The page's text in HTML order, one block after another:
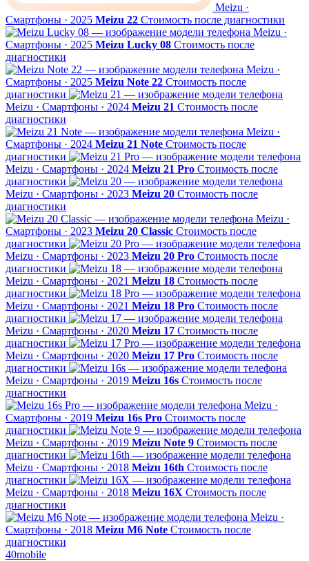
Meizu ·
Смартфоны · 2025 Meizu 22 Стоимость после диагностики
Meizu ·
Смартфоны · 2025 Meizu Lucky 08 Стоимость после
диагностики
Meizu ·
Смартфоны · 2025 Meizu Note 22 Стоимость после
диагностики
Meizu · Смартфоны · 2024 Meizu 21 Стоимость после
диагностики
Meizu ·
Смартфоны · 2024 Meizu 21 Note Стоимость после
диагностики
Meizu · Смартфоны · 2024 Meizu 21 Pro Стоимость после
диагностики
Meizu · Смартфоны · 2023 Meizu 20 Стоимость после
диагностики
Meizu ·
Смартфоны · 2023 Meizu 20 Classic Стоимость после
диагностики
Meizu · Смартфоны · 2023 Meizu 20 Pro Стоимость после
диагностики
Meizu · Смартфоны · 2021 Meizu 18 Стоимость после
диагностики
Meizu · Смартфоны · 2021 Meizu 18 Pro Стоимость после
диагностики
Meizu · Смартфоны · 2020 Meizu 17 Стоимость после
диагностики
Meizu · Смартфоны · 2020 Meizu 17 Pro Стоимость после
диагностики
Meizu · Смартфоны · 2019 Meizu 16s Стоимость после
диагностики
Meizu ·
Смартфоны · 2019 Meizu 16s Pro Стоимость после
диагностики
Meizu · Смартфоны · 2019 Meizu Note 9 Стоимость после
диагностики
Meizu · Смартфоны · 2018 Meizu 16th Стоимость после
диагностики
Meizu · Смартфоны · 2018 Meizu 16X Стоимость после
диагностики
Meizu ·
Смартфоны · 2018 Meizu M6 Note Стоимость после
диагностики
40mobile